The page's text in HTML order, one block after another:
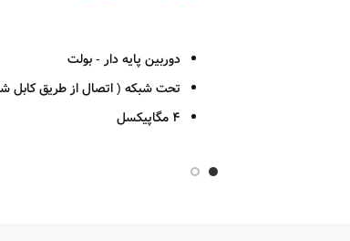
دوربین پایه دار - بولت
تحت شبکه ( اتصال از طریق کابل
4 مگاپیکسل